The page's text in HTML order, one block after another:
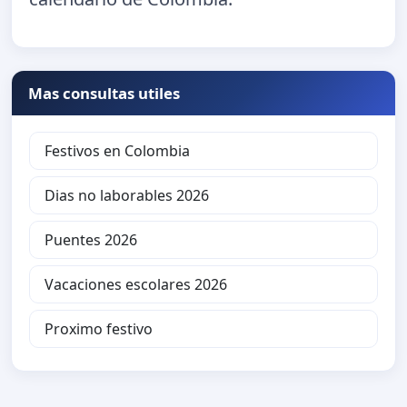
Mas consultas utiles
Festivos en Colombia
Dias no laborables 2026
Puentes 2026
Vacaciones escolares 2026
Proximo festivo